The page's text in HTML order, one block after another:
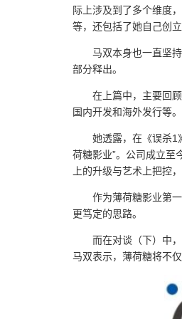
际上涉及到了多个维度
等，还包括了她自己创
马双本身也一直坚
部分释出。
在上篇中，主要回
国内开发和海外发行等
她透露，在《误杀1
荷糖影业”。公司成立至
上的升级与艺术上把控
作为薄荷糖影业第
更笃定的思路。
而在对谈（下）中
马双表示，薄荷糖将不